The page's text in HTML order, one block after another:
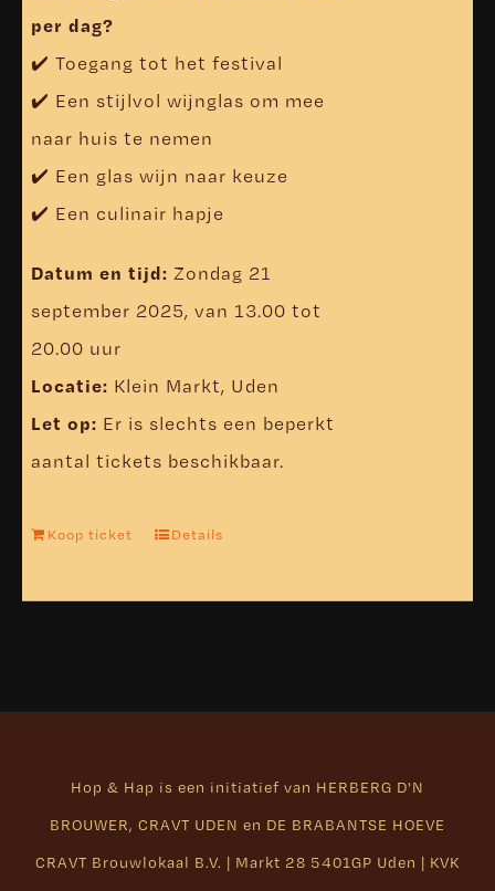
per dag?
✔️ Toegang tot het festival
✔️ Een stijlvol wijnglas om mee
naar huis te nemen
✔️ Een glas wijn naar keuze
✔️ Een culinair hapje
Datum en tijd: Zondag 21
september 2025, van 13.00 tot
20.00 uur
Locatie: Klein Markt, Uden
Let op: Er is slechts een beperkt
aantal tickets beschikbaar.
Koop ticket Details
Hop & Hap is een initiatief van HERBERG D'N
BROUWER, CRAVT UDEN en DE BRABANTSE HOEVE
CRAVT Brouwlokaal B.V. | Markt 28 5401GP Uden | KVK